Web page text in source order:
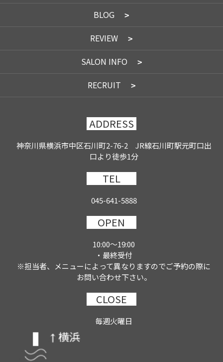
BLOG
REVIEW
SALON INFO
RECRUIT
ADDRESS
神奈川県横浜市中区石川町2-76-2 JR線石川町駅元町口出
口より徒歩1分
TEL
045-641-5888
OPEN
10:00～19:00
・最終受付
※担当者、メニューによって異なりますのでご予約の際に
お問い合わせ下さい。
CLOSE
毎週火曜日